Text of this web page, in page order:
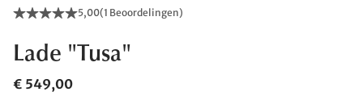
5,00(1 Beoordelingen)
Lade "Tusa"
€ 549,00